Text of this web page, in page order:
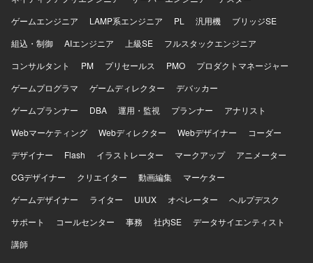
ゲームエンジニア
LAMP系エンジニア PL 汎用機
ブリッジSE
組込・制御
AIエンジニア 上級SE
フルスタックエンジニア
コンサルタント
PM プリセールス PMO
プロダクトマネージャー
ゲームプログラマ
ゲームディレクター
デバッカー
ゲームプランナー
DBA 運用・監視 プランナー
アナリスト
Webマーケティング
Webディレクター Webデザイナー
コーダー
デザイナー
Flash イラストレーター マークアップ
アニメーター
CGデザイナー
クリエイター 動画編集
マーケター
ゲームデザイナー
ライター UI/UX オペレーター
ヘルプデスク
サポート
コールセンター 事務 社内SE
データサイエンティスト
講師